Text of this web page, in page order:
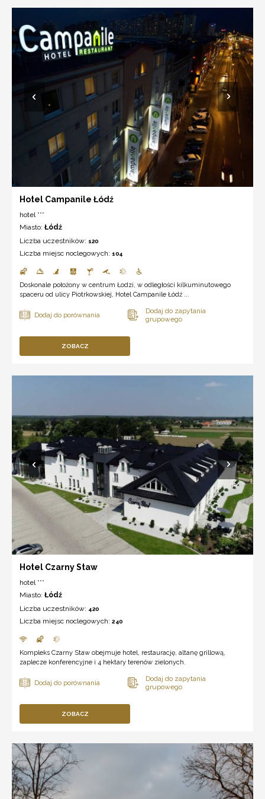
Hotel Campanile Łódź
hotel ***
Miasto: Łódź
Liczba uczestników: 120
Liczba miejsc noclegowych: 104
Doskonale położony w centrum Łodzi, w odległości kilkuminutowego
spaceru od ulicy Piotrkowskiej, Hotel Campanile Łódź ...
ZOBACZ
Hotel Czarny Staw
hotel ***
Miasto: Łódź
Liczba uczestników: 420
Liczba miejsc noclegowych: 240
Kompleks Czarny Staw obejmuje hotel, restaurację, altanę grillową,
zaplecze konferencyjne i 4 hektary terenów zielonych.
ZOBACZ